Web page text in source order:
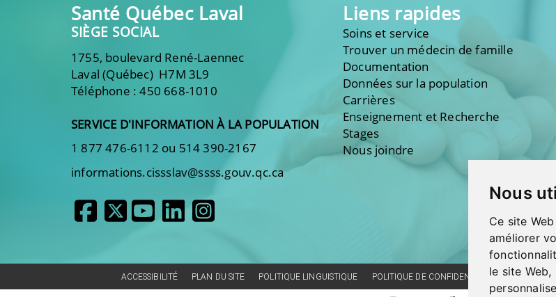
Nous
Ce site
améliorer
le site Web,
Santé Québec Laval
SIÈGE SOCIAL
1755, boulevard René-Laennec
Laval (Québec) H7M 3L9
Téléphone : 450 668-1010
SERVICE D'INFORMATION À LA POPULATION
1 877 476-6112 ou 514 390-2167
informations.cissslav@ssss.gouv.qc.ca
Liens rapides
Soins et service
Trouver un médecin de famille
Documentation
Données sur la population
Carrières
Enseignement et Recherche
Stages
Nous joindre
ACCESSIBILITÉ PLAN DU SITE POLITIQUE LINGUISTIQUE POLITIQUE DE CONFIDENTIALITÉ